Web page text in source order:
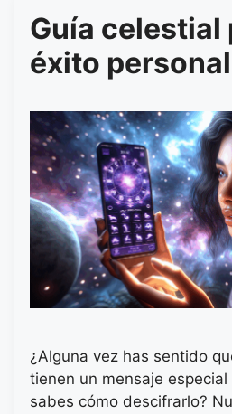
Guía celestial
éxito personal
¿Alguna vez has sentido
tienen un mensaje
sabes cómo descifrarlo?